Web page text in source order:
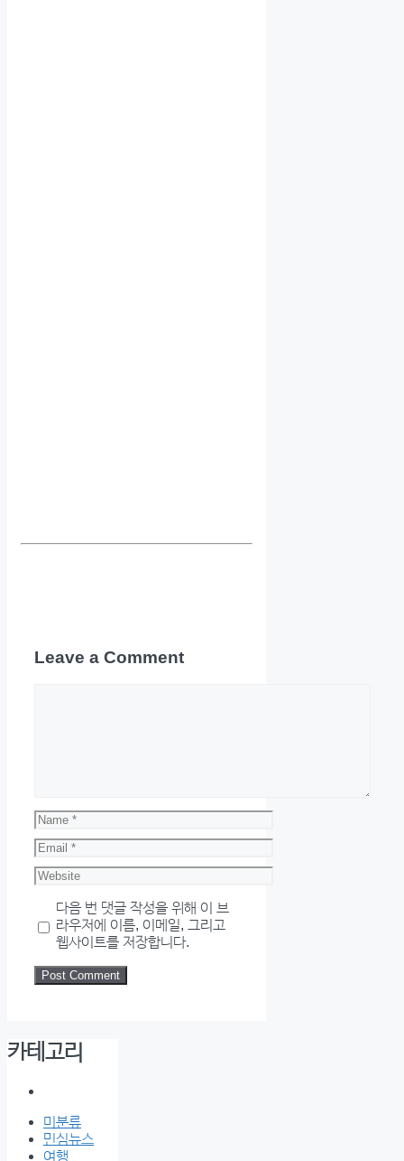
Leave a Comment
Name
Email
Website
다음 번 댓글 작성을 위해 이 브
라우저에 이름, 이메일, 그리고
웹사이트를 저장합니다.
카테고리
미분류
민심뉴스
여행